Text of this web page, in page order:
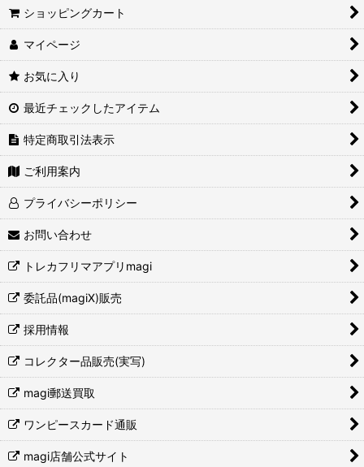
ショッピングカート
マイページ
お気に入り
最近チェックしたアイテム
特定商取引法表示
ご利用案内
プライバシーポリシー
お問い合わせ
トレカフリマアプリmagi
委託品(magiX)販売
採用情報
コレクター品販売(実写)
magi郵送買取
ワンピースカード通販
magi店舗公式サイト